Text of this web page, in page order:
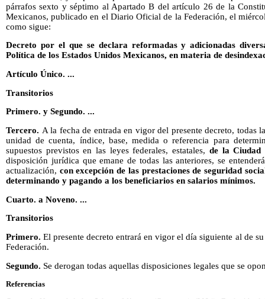
párrafos sexto y séptimo al Apartado B del artículo 26 de la
Mexicanos, publicado en el Diario Oficial de la Federación, el
como sigue:
Decreto por el que se declara reformadas y adicionadas
Política de los Estados Unidos Mexicanos, en materia de
Artículo Único. ...
Transitorios
Primero. y Segundo. ...
Tercero. A la fecha de entrada en vigor del presente decreto, todas
unidad de cuenta, índice, base, medida o referencia para
supuestos previstos en las leyes federales, estatales, de la Ciudad
disposición jurídica que emane de todas las anteriores, se
actualización, con excepción de las prestaciones de seguridad
determinando y pagando a los beneficiarios en salarios mínimos.
Cuarto. a Noveno. ...
Transitorios
Primero. El presente decreto entrará en vigor el día siguiente al de
Federación.
Segundo. Se derogan todas aquellas disposiciones legales que se
Referencias